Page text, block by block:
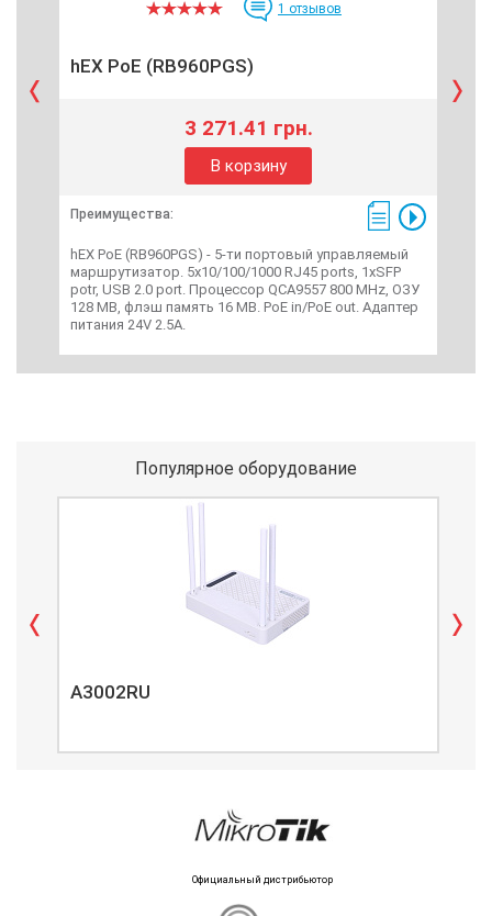
1 отзывов
hEX PoE (RB960PGS)
3 271.41 грн.
В корзину
Преимущества:
hEX PoE (RB960PGS) - 5-ти портовый управляемый
маршрутизатор. 5х10/100/1000 RJ45 ports, 1xSFP
potr, USB 2.0 port. Процессор QCA9557 800 MHz, ОЗУ
128 MB, флэш память 16 MB. PoE in/PoE out. Адаптер
питания 24V 2.5A.
Популярное оборудование
A3002RU
Официальный дистрибьютор